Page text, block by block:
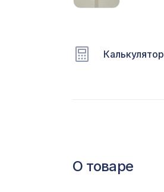
Калькулятор
О товаре